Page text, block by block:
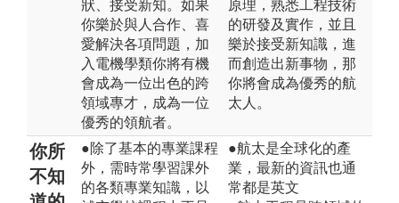
狀、接受新知。如果
你樂於與人合作、喜
愛解決各項問題，加
入電機學類你將有機
會成為一位出色的跨
領域專才，成為一位
優秀的領航者。
原理，熟悉工程技術
的研發及實作，並且
樂於接受新知識，進
而創造出新事物，那
你將會成為優秀的航
太人。
你所
不知
●除了基本的專業課程
外，需時常學習課外
的各類專業知識，以
●航太是全球化的產
業，最新的資訊也通
常都是英文